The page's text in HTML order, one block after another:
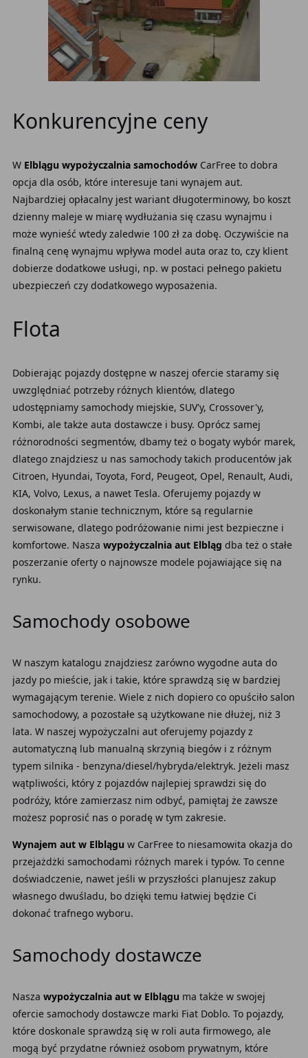
Konkurencyjne ceny
W Elblągu wypożyczalnia samochodów CarFree to dobra
opcja dla osób, które interesuje tani wynajem aut.
Najbardziej opłacalny jest wariant długoterminowy, bo koszt
dzienny maleje w miarę wydłużania się czasu wynajmu i
może wynieść wtedy zaledwie 100 zł za dobę. Oczywiście na
finalną cenę wynajmu wpływa model auta oraz to, czy klient
dobierze dodatkowe usługi, np. w postaci pełnego pakietu
ubezpieczeń czy dodatkowego wyposażenia.
Flota
Dobierając pojazdy dostępne w naszej ofercie staramy się
uwzględniać potrzeby różnych klientów, dlatego
udostępniamy samochody miejskie, SUV'y, Crossover'y,
Kombi, ale także auta dostawcze i busy. Oprócz samej
różnorodności segmentów, dbamy też o bogaty wybór marek,
dlatego znajdziesz u nas samochody takich producentów jak
Citroen, Hyundai, Toyota, Ford, Peugeot, Opel, Renault, Audi,
KIA, Volvo, Lexus, a nawet Tesla. Oferujemy pojazdy w
doskonałym stanie technicznym, które są regularnie
serwisowane, dlatego podróżowanie nimi jest bezpieczne i
komfortowe. Nasza wypożyczalnia aut Elbląg dba też o stałe
poszerzanie oferty o najnowsze modele pojawiające się na
rynku.
Samochody osobowe
W naszym katalogu znajdziesz zarówno wygodne auta do
jazdy po mieście, jak i takie, które sprawdzą się w bardziej
wymagającym terenie. Wiele z nich dopiero co opuściło salon
samochodowy, a pozostałe są użytkowane nie dłużej, niż 3
lata. W naszej wypożyczalni aut oferujemy pojazdy z
automatyczną lub manualną skrzynią biegów i z różnym
typem silnika - benzyna/diesel/hybryda/elektryk. Jeżeli masz
wątpliwości, który z pojazdów najlepiej sprawdzi się do
podróży, które zamierzasz nim odbyć, pamiętaj że zawsze
możesz poprosić nas o poradę w tym zakresie.
Wynajem aut w Elblągu w CarFree to niesamowita okazja do
przejażdżki samochodami różnych marek i typów. To cenne
doświadczenie, nawet jeśli w przyszłości planujesz zakup
własnego dwuśladu, bo dzięki temu łatwiej będzie Ci
dokonać trafnego wyboru.
Samochody dostawcze
Nasza wypożyczalnia aut w Elblągu ma także w swojej
ofercie samochody dostawcze marki Fiat Doblo. To pojazdy,
które doskonale sprawdzą się w roli auta firmowego, ale
mogą być przydatne również osobom prywatnym, które